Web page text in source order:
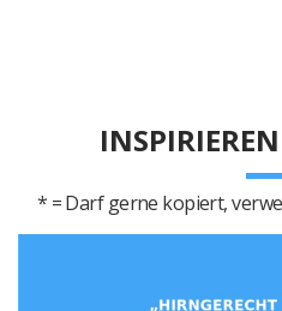
* = Darf gerne kopiert,